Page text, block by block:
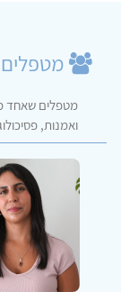
מטפלים שאחד
ואמנות,